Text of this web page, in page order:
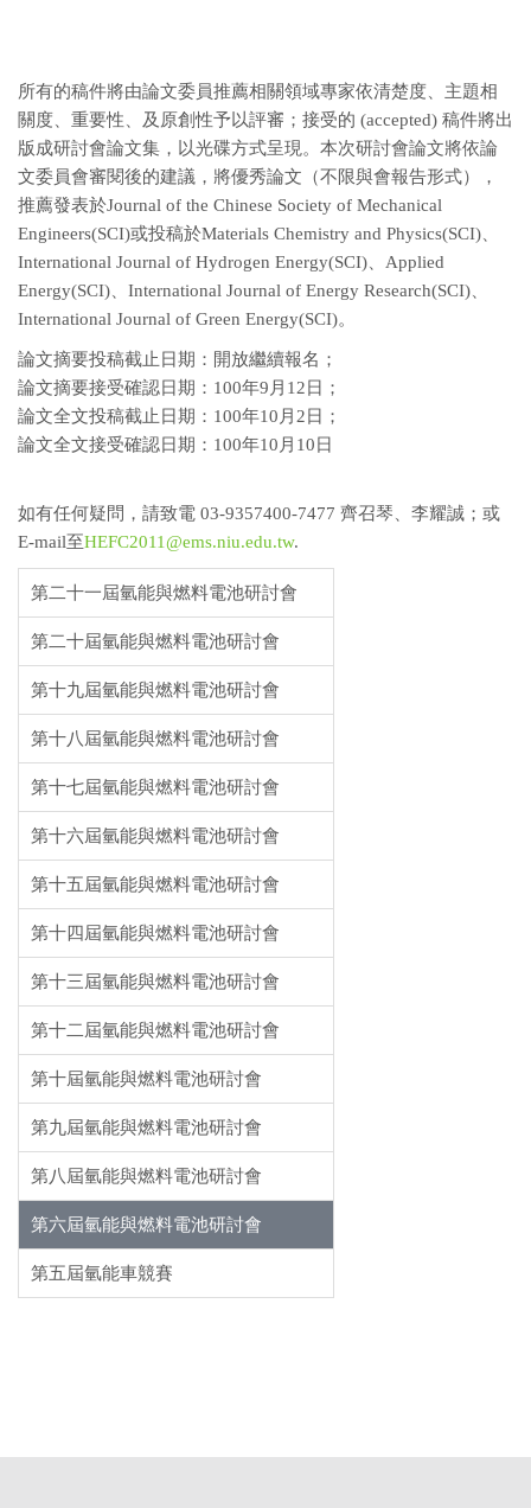
所有的稿件將由論文委員推薦相關領域專家依清楚度、主題相
關度、重要性、及原創性予以評審；接受的 (accepted) 稿件將出
版成研討會論文集，以光碟方式呈現。本次研討會論文將依論
文委員會審閱後的建議，將優秀論文（不限與會報告形式），
推薦發表於Journal of the Chinese Society of Mechanical
Engineers(SCI)或投稿於Materials Chemistry and Physics(SCI)、
International Journal of Hydrogen Energy(SCI)、Applied
Energy(SCI)、International Journal of Energy Research(SCI)、
International Journal of Green Energy(SCI)。
論文摘要投稿截止日期：開放繼續報名；
論文摘要接受確認日期：100年9月12日；
論文全文投稿截止日期：100年10月2日；
論文全文接受確認日期：100年10月10日
如有任何疑問，請致電 03-9357400-7477 齊召琴、李耀誠；或
E-mail至HEFC2011@ems.niu.edu.tw.
第二十一屆氫能與燃料電池研討會
第二十屆氫能與燃料電池研討會
第十九屆氫能與燃料電池研討會
第十八屆氫能與燃料電池研討會
第十七屆氫能與燃料電池研討會
第十六屆氫能與燃料電池研討會
第十五屆氫能與燃料電池研討會
第十四屆氫能與燃料電池研討會
第十三屆氫能與燃料電池研討會
第十二屆氫能與燃料電池研討會
第十屆氫能與燃料電池研討會
第九屆氫能與燃料電池研討會
第八屆氫能與燃料電池研討會
第六屆氫能與燃料電池研討會
第五屆氫能車競賽